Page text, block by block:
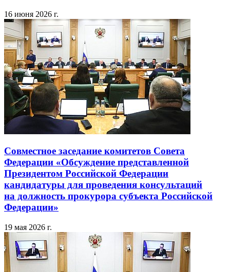
16 июня 2026 г.
Совместное заседание комитетов Совета
Федерации «Обсуждение представленной
Президентом Российской Федерации
кандидатуры для проведения консультаций
на должность прокурора субъекта Российской
Федерации»
19 мая 2026 г.